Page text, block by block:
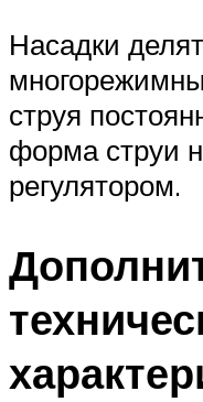
Насадки
струя
форма струи
регулятором.